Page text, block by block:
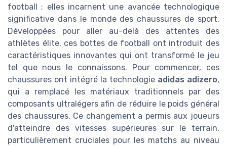
football ; elles incarnent une avancée technologique
significative dans le monde des chaussures de sport.
Développées pour aller au-delà des attentes des
athlètes élite, ces bottes de football ont introduit des
caractéristiques innovantes qui ont transformé le jeu
tel que nous le connaissons. Pour commencer, ces
chaussures ont intégré la technologie adidas adizero,
qui a remplacé les matériaux traditionnels par des
composants ultralégers afin de réduire le poids général
des chaussures. Ce changement a permis aux joueurs
d'atteindre des vitesses supérieures sur le terrain,
particulièrement cruciales pour les matchs au niveau